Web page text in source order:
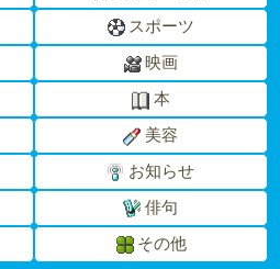
スポーツ
映画
本
美容
お知らせ
俳句
その他